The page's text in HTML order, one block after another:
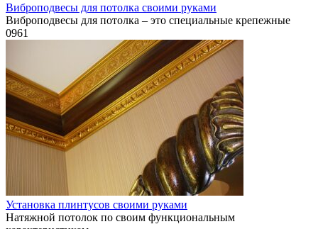
Виброподвесы для потолка своими руками
Виброподвесы для потолка – это специальные крепежные
0961
Установка плинтусов своими руками
Натяжной потолок по своим функциональным